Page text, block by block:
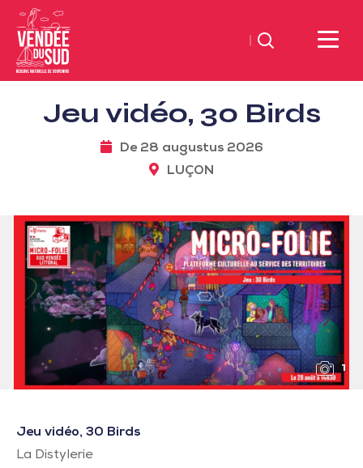
Sud
Vendée
ToerismeVVV-
Zoeken
Jeu vidéo, 30 Birds
De 28 augustus 2026
LUÇON
1
Jeu vidéo, 30 Birds
La Distylerie